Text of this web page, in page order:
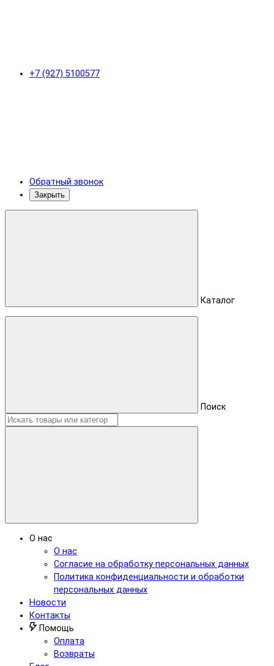
+7 (927) 5100577
Обратный звонок
Закрыть
Каталог
Поиск
О нас
О нас
Согласие на обработку персональных данных
Политика конфиденциальности и обработки
персональных данных
Новости
Контакты
Помощь
Оплата
Возвраты